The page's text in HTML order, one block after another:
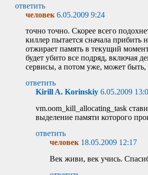
ответить
человек 6.05.2009 9:24
точно точно. Скорее всего
киллер пытается сначала прибить
отжирает память в текущий
будет убито все подряд, включая
сервисы, а потом уже, может
ответить
Kirill A. Korinskiy 6.05.2009
vm.oom_kill_allocating_task
выделение памяти которого
ответить
человек 18.05.2009 12:17
Век живи, век учись.